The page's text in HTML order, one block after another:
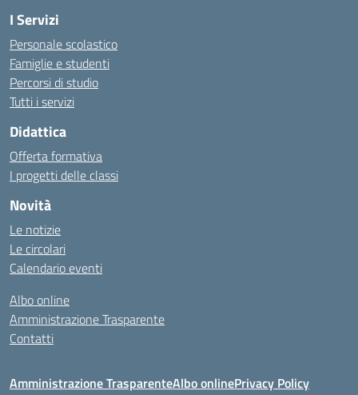
I Servizi
Personale scolastico
Famiglie e studenti
Percorsi di studio
Tutti i servizi
Didattica
Offerta formativa
I progetti delle classi
Novità
Le notizie
Le circolari
Calendario eventi
Albo online
Amministrazione Trasparente
Contatti
Amministrazione TrasparenteAlbo onlinePrivacy Policy